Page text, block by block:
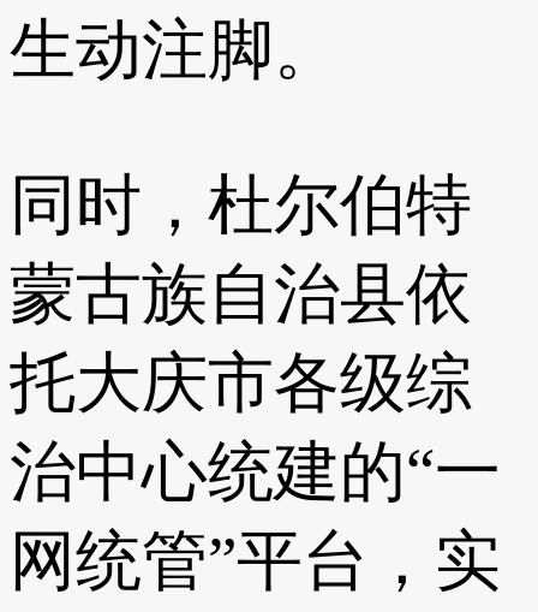
生动注脚。
同时，杜尔伯特
蒙古族自治县依
托大庆市各级综
治中心统建的“一
网统管”平台，实